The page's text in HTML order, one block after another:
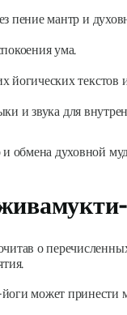
пение мантр и
ума.
йогических текстов
и звука для
обмена духовной
о
может